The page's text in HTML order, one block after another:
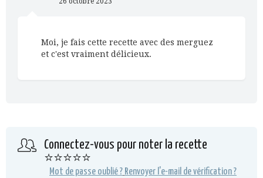
Moi, je fais cette recette avec des merguez
et c'est vraiment délicieux.
Connectez-vous pour noter la recette
⭐⭐⭐⭐⭐
Mot de passe oublié ? Renvoyer l'e-mail de vérification ?